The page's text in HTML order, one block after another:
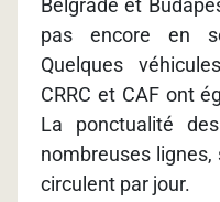
Belgrade et
pas encore en
Quelques
CRRC et CAF ont
La ponctualité
nombreuses
circulent par jour.